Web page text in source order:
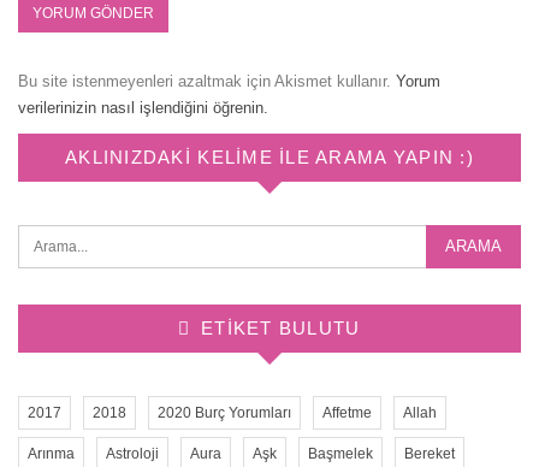
Bu site istenmeyenleri azaltmak için Akismet kullanır. Yorum
verilerinizin nasıl işlendiğini öğrenin.
AKLINIZDAKI KELIME ILE ARAMA YAPIN :)
ETIKET BULUTU
2017 2018 2020 Burç Yorumları Affetme Allah
Arınma Astroloji Aura Aşk Başmelek Bereket